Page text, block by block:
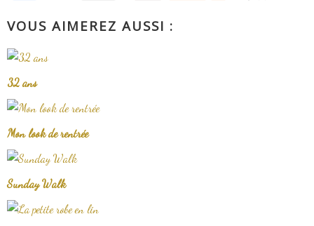
VOUS AIMEREZ AUSSI :
32 ans
Mon look de rentrée
Sunday Walk